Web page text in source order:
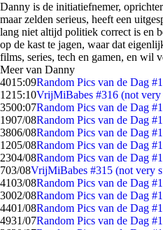
Danny is de initiatiefnemer,
maar zelden serieus, heeft een
lang niet altijd politiek correct is en
op de kast te jagen, waar dat
films, series, tech en gamen, en wil
Meer van Danny
4015:09Random Pics van de Dag
1215:10VrijMiBabes #316 (not
3500:07Random Pics van de Dag
1907/08Random Pics van de Dag
3806/08Random Pics van de Dag
1205/08Random Pics van de Dag
2304/08Random Pics van de Dag
703/08VrijMiBabes #315 (not very
4103/08Random Pics van de Dag
3002/08Random Pics van de Dag
4401/08Random Pics van de Dag
4931/07Random Pics van de Dag